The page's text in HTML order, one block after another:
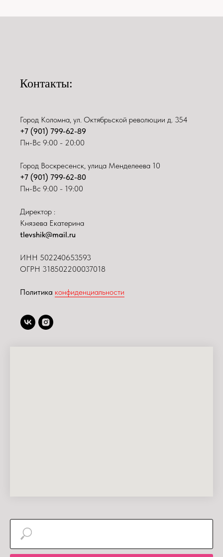
Контакты:
Город Коломна, ул. Октябрьской революции д. 354
+7 (901) 799-62-89
Пн-Вс 9:00 - 20:00
Город Воскресенск, улица Менделеева 10
+7 (901) 799-62-80
Пн-Вс 9:00 - 19:00
Директор :
Князева Екатерина
tlevshik@mail.ru
ИНН 502240653593
ОГРН 318502200037018
Политика конфиденциальности